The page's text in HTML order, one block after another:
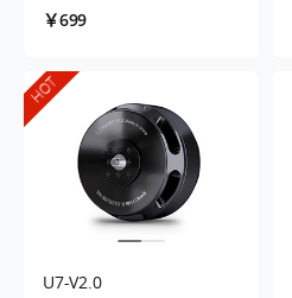
￥699
HOT
U7-V2.0